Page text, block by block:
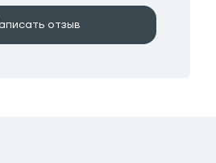
отзыв